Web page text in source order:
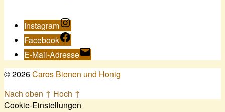
Instagram
Facebook
E-Mail-Adresse
© 2026Caros Bienen und Honig
Nach oben ↑ Hoch ↑
Cookie-Einstellungen